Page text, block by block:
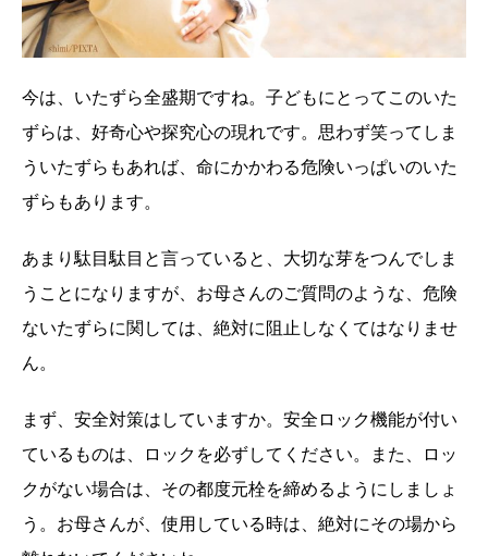
今は、いたずら全盛期ですね。子どもにとってこのいた
ずらは、好奇心や探究心の現れです。思わず笑ってしま
ういたずらもあれば、命にかかわる危険いっぱいのいた
ずらもあります。
あまり駄目駄目と言っていると、大切な芽をつんでしま
うことになりますが、お母さんのご質問のような、危険
ないたずらに関しては、絶対に阻止しなくてはなりませ
ん。
まず、安全対策はしていますか。安全ロック機能が付い
ているものは、ロックを必ずしてください。また、ロッ
クがない場合は、その都度元栓を締めるようにしましょ
う。お母さんが、使用している時は、絶対にその場から